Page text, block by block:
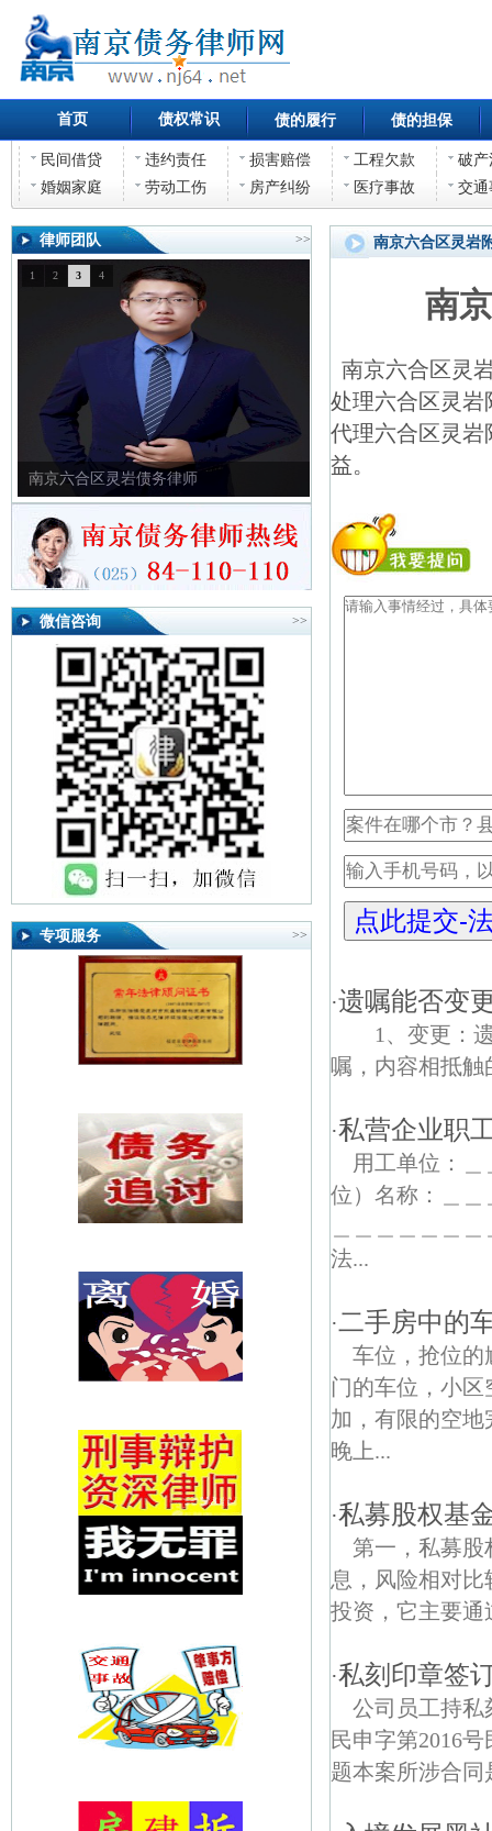
首页 债权常识 债的履行 债的担保
民间借贷 违约责任 损害赔偿 工程欠款
破产
婚姻家庭
劳动工伤 房产纠纷 医疗事故 交通
律师团队 >>
南京六合区灵岩债权债务律师
1 2 3 4
微信咨询 >>
专项服务 >>
南京六合区灵岩
南
南京六合区灵
处理六合区灵岩
代理六合区灵岩
益。
·遗嘱能否变
1、变更：
嘱，内容相抵
·私营企业职
用工单位
位）名称：＿＿
法...
·二手房中的
车位，抢位的
门的车位，小
加，有限的空
晚上...
·私募股权基
第一，私募
息，风险相对
投资，它主要
·私刻印章签
公司员工持私
民申字第2016
题本案所涉合同